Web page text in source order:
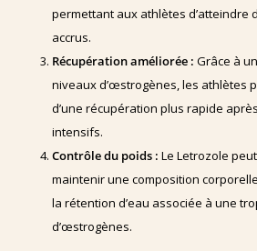
permettant aux athlètes d’atteindre
accrus.
Récupération améliorée : Grâce à
niveaux d’œstrogènes, les athlètes
d’une récupération plus rapide
intensifs.
Contrôle du poids : Le Letrozole
maintenir une composition
la rétention d’eau associée à une
d’œstrogènes.